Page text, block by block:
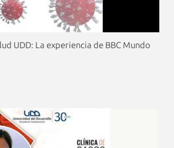
UDD: La experiencia de BBC Mundo